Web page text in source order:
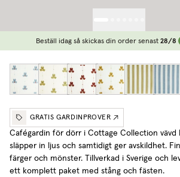
Beställ idag så skickas din order senast 28/8
GRATIS GARDINPROVER
Cafégardin för dörr i Cottage Collection vävd
släpper in ljus och samtidigt ger avskildhet.
färger och mönster. Tillverkad i Sverige och
ett komplett paket med stång och fästen.